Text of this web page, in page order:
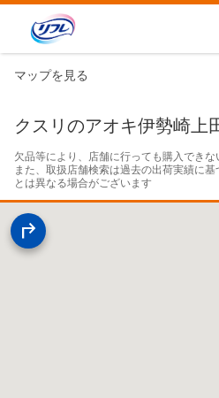
マップを見る
クスリのアオキ伊勢崎上
欠品等により、店舗に行っても購入でき
また、取扱店舗検索は過去の出荷実績に
とは異なる場合がございます